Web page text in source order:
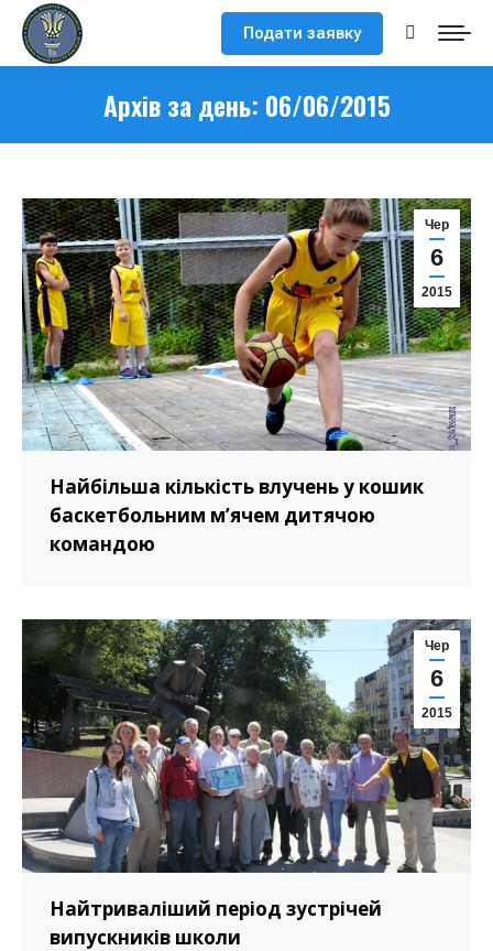
Подати заявку Search:
Архів за день: 06/06/2015
Чер
6
2015
Найбільша кількість влучень у кошик
баскетбольним м’ячем дитячою
командою
Чер
6
2015
Найтриваліший період зустрічей
випускників школи